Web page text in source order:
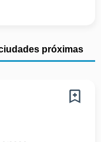
próximas